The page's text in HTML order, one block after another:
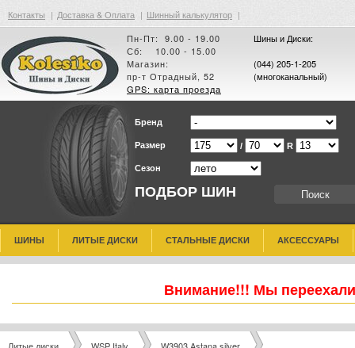
Контакты | Доставка & Оплата | Шинный калькулятор |
Пн-Пт: 9.00 - 19.00
Сб: 10.00 - 15.00
Магазин:
пр-т Отрадный, 52
GPS: карта проезда
Шины и Диски:
(044) 205-1-205
(многоканальный)
ПОДБОР ШИН
Бренд
Размер / R
Сезон
ШИНЫ ЛИТЫЕ ДИСКИ СТАЛЬНЫЕ ДИСКИ АКСЕССУАРЫ
Внимание!!! Мы